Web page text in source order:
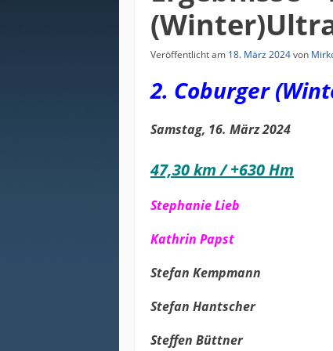
Veröffentlicht am 18. März 2024von
2. Coburger
Samstag, 16. März 2024
47,30 km / +630 Hm
Stephanie Lieb
Kathrin Papst
Stefan Kempmann
Stefan Hantscher
Steffen Büttner